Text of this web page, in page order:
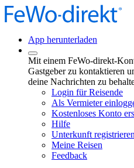
App herunterladen
Mit einem FeWo-direkt-
Gastgeber zu kontaktieren
deine Nachrichten zu
Login für Reisende
Als Vermieter
Kostenloses Konto
Hilfe
Unterkunft registrieren
Meine Reisen
Feedback